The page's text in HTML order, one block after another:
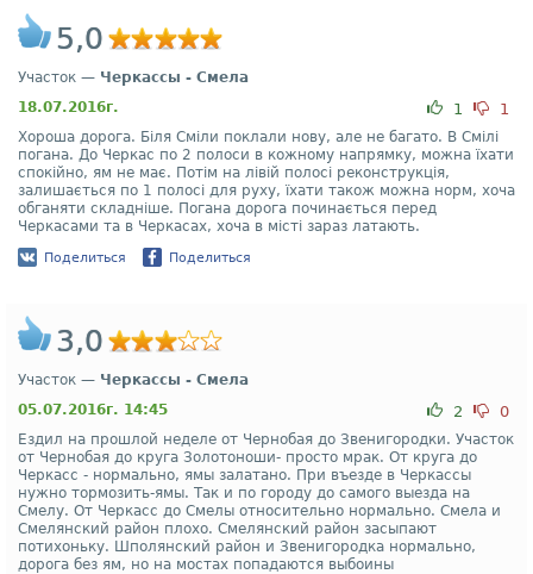
5,0
Участок — Черкассы - Смела
18.07.2016г.
1 1
Хороша дорога. Біля Сміли поклали нову, але не багато. В Смілі
погана. До Черкас по 2 полоси в кожному напрямку, можна їхати
спокійно, ям не має. Потім на лівій полосі реконструкція,
залишається по 1 полосі для руху, їхати також можна норм, хоча
обганяти складніше. Погана дорога починається перед
Черкасами та в Черкасах, хоча в місті зараз латають.
Поделиться Поделиться
3,0
Участок — Черкассы - Смела
05.07.2016г. 14:45
2 0
Ездил на прошлой неделе от Чернобая до Звенигородки. Участок
от Чернобая до круга Золотоноши- просто мрак. От круга до
Черкасс - нормально, ямы залатано. При въезде в Черкассы
нужно тормозить-ямы. Так и по городу до самого выезда на
Смелу. От Черкасс до Смелы относительно нормально. Смела и
Смелянский район плохо. Смелянский район засыпают
потихоньку. Шполянский район и Звенигородка нормально,
дорога без ям, но на мостах попадаются выбоины